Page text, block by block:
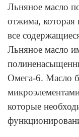
Льняное масло
отжима, которая
все
Льняное масло
Омега-6. Масло
которые